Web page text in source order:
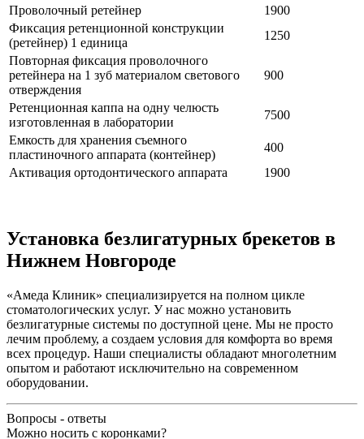
Проволочный ретейнер
1900
Фиксация ретенционной конструкции
(ретейнер) 1 единица
1250
Повторная фиксация проволочного
ретейнера на 1 зуб материалом светового
отверждения
900
Ретенционная каппа на одну челюсть
изготовленная в лаборатории
7500
Емкость для хранения съемного
пластиночного аппарата (контейнер)
400
Активация ортодонтического аппарата
1900
Установка безлигатурных брекетов в
Нижнем Новгороде
«Амеда Клиник» специализируется на полном цикле
стоматологических услуг. У нас можно установить
безлигатурные системы по доступной цене. Мы не просто
лечим проблему, а создаем условия для комфорта во время
всех процедур. Наши специалисты обладают многолетним
опытом и работают исключительно на современном
оборудовании.
Вопросы - ответы
Можно носить с коронками?